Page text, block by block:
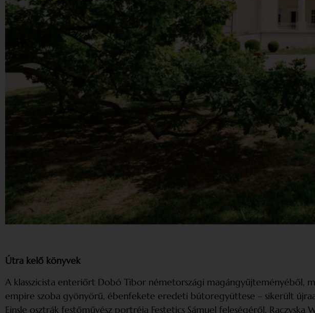
Útra kelő könyvek
A klasszicista enteriőrt Dobó Tibor németországi magán­gyűjteményéből,
empire szoba gyönyörű, ébenfekete eredeti bútor­együttese – sikerült
Einsle osztrák festőművész portréja Festetics Sámuel feleségéről,